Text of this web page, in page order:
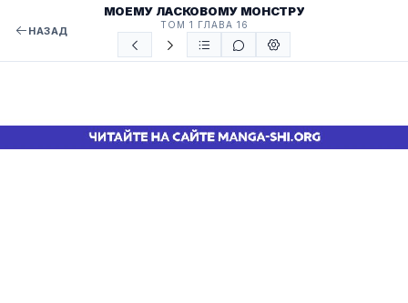
НАЗАД
МОЕМУ ЛАСКОВОМУ МОНСТРУ
ТОМ 1 ГЛАВА 16